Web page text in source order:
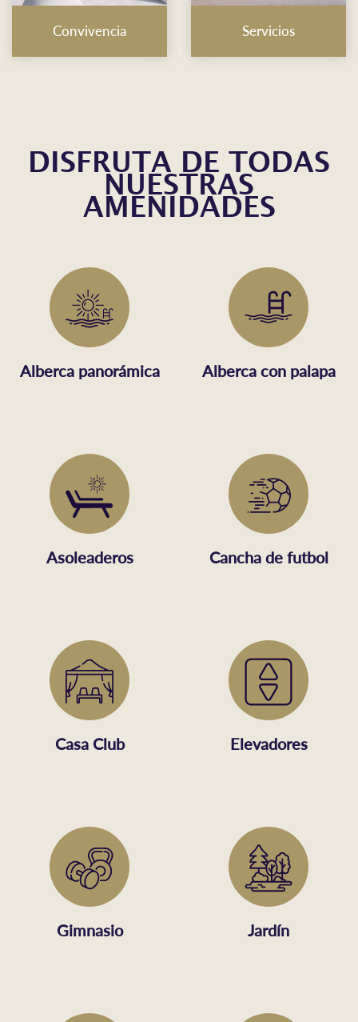
Convivencia Servicios
DISFRUTA DE TODAS
NUESTRAS
AMENIDADES
Alberca panorámica Alberca con palapa
Asoleaderos Cancha de futbol
Casa Club Elevadores
Gimnasio Jardín